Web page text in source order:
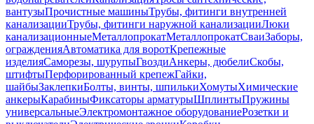
вантузыПрочистные машиныТрубы, фитинги внутренней
канализацииТрубы, фитинги наружной канализацииЛюки
канализационныеМеталлопрокатМеталлопрокатСваиЗаборы,
огражденияАвтоматика для воротКрепежные
изделияСаморезы, шурупыГвоздиАнкеры, дюбелиСкобы,
штифтыПерфорированный крепежГайки,
шайбыЗаклепкиБолты, винты, шпилькиХомутыХимические
анкерыКарабиныФиксаторы арматурыШплинтыПружины
универсальныеЭлектромонтажное оборудованиеРозетки и